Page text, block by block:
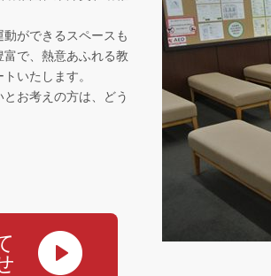
ができるスペースも
で、熱意あふれる教
いたします。
お考えの方は、どう